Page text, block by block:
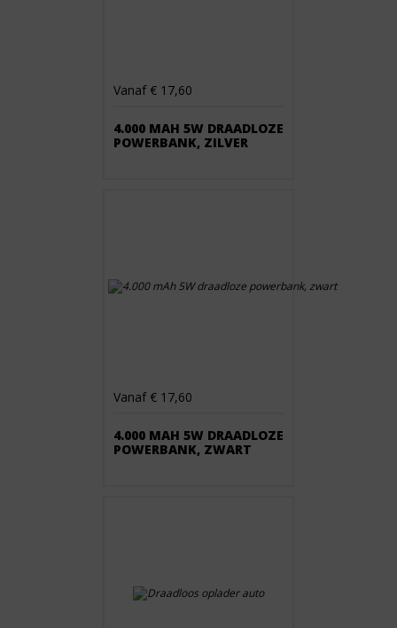
Vanaf € 17,60
4.000 MAH 5W DRAADLOZE
POWERBANK, ZILVER
Vanaf € 17,60
4.000 MAH 5W DRAADLOZE
POWERBANK, ZWART